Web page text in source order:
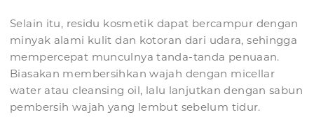
Selain itu, residu kosmetik dapat bercampur dengan
minyak alami kulit dan kotoran dari udara, sehingga
mempercepat munculnya tanda-tanda penuaan.
Biasakan membersihkan wajah dengan micellar
water atau cleansing oil, lalu lanjutkan dengan sabun
pembersih wajah yang lembut sebelum tidur.